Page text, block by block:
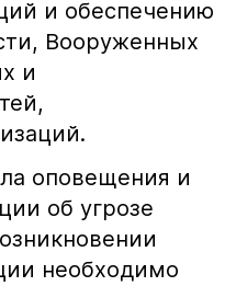
и обеспечению
Вооруженных
и
оповещения и
об угрозе
необходимо